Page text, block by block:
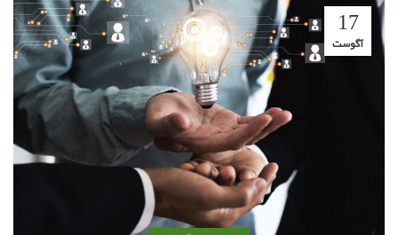
17
آگوست